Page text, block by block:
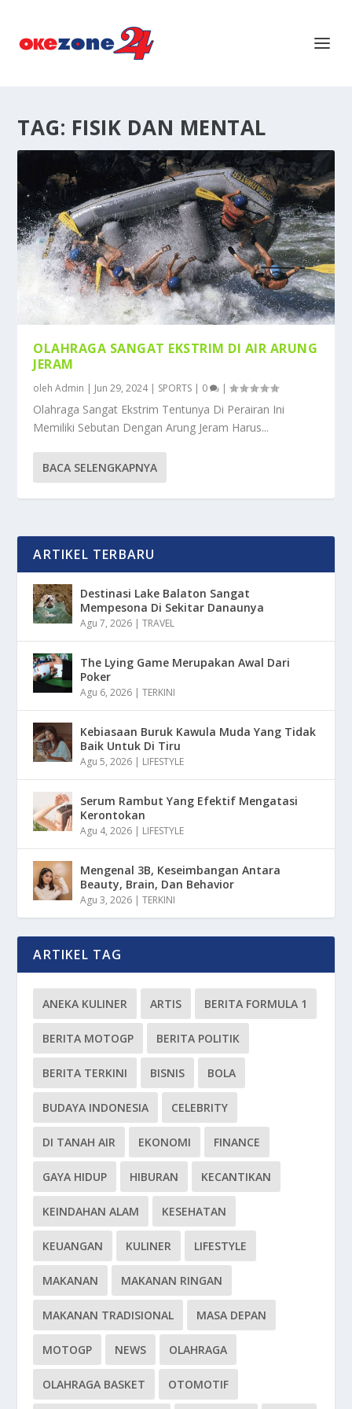
TAG: FISIK DAN MENTAL
OLAHRAGA SANGAT EKSTRIM DI AIR ARUNG
JERAM
olehAdmin | Jun 29, 2024| SPORTS | 0 |
Olahraga Sangat Ekstrim Tentunya Di Perairan Ini
Memiliki Sebutan Dengan Arung Jeram Harus...
BACA SELENGKAPNYA
ARTIKEL TERBARU
Destinasi Lake Balaton Sangat
Mempesona Di Sekitar Danaunya
Agu 7, 2026 |TRAVEL
The Lying Game Merupakan Awal Dari
Poker
Agu 6, 2026 |TERKINI
Kebiasaan Buruk Kawula Muda Yang Tidak
Baik Untuk Di Tiru
Agu 5, 2026 | LIFESTYLE
Serum Rambut Yang Efektif Mengatasi
Kerontokan
Agu 4, 2026 | LIFESTYLE
Mengenal 3B, Keseimbangan Antara
Beauty, Brain, Dan Behavior
Agu 3, 2026 |TERKINI
ARTIKEL TAG
ANEKA KULINER ARTIS BERITA FORMULA 1
BERITA MOTOGP BERITA POLITIK
BERITA TERKINI BISNIS BOLA
BUDAYA INDONESIA CELEBRITY
DI TANAH AIR EKONOMI FINANCE
GAYA HIDUP HIBURAN KECANTIKAN
KEINDAHAN ALAM KESEHATAN
KEUANGAN KULINER LIFESTYLE
MAKANAN MAKANAN RINGAN
MAKANAN TRADISIONAL MASA DEPAN
MOTOGP NEWS OLAHRAGA
OLAHRAGA BASKET OTOMOTIF